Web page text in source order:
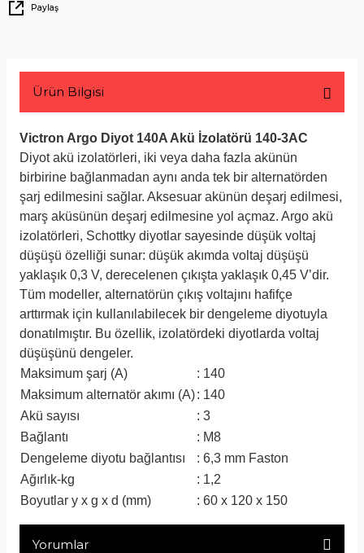
Paylaş
Ürün Bilgisi
Victron Argo Diyot 140A Akü İzolatörü 140-3AC
Diyot akü izolatörleri, iki veya daha fazla akünün
birbirine bağlanmadan aynı anda tek bir alternatörden
şarj edilmesini sağlar. Aksesuar akünün deşarj edilmesi,
marş aküsünün deşarj edilmesine yol açmaz. Argo akü
izolatörleri, Schottky diyotlar sayesinde düşük voltaj
düşüşü özelliği sunar: düşük akımda voltaj düşüşü
yaklaşık 0,3 V, derecelenen çıkışta yaklaşık 0,45 V’dir.
Tüm modeller, alternatörün çıkış voltajını hafifçe
arttırmak için kullanılabilecek bir dengeleme diyotuyla
donatılmıştır. Bu özellik, izolatördeki diyotlarda voltaj
düşüşünü dengeler.
Maksimum şarj (A)
: 140
Maksimum alternatör akımı (A): 140
Akü sayısı
: 3
Bağlantı
: M8
Dengeleme diyotu bağlantısı
: 6,3 mm Faston
Ağırlık-kg
: 1,2
Boyutlar y x g x d (mm)
: 60 x 120 x 150
Yorumlar